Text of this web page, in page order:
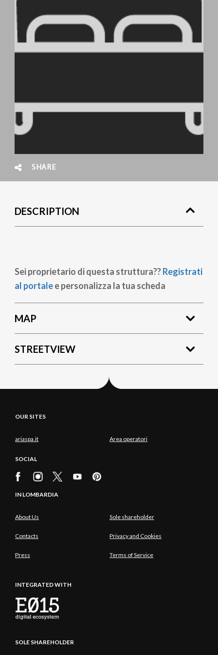
SHARE
DESCRIPTION
Sei proprietario di questa struttura??Registrati
al portalee personalizza la tua scheda
MAP
STREETVIEW
OUR SITES
ariaspa.it Area operatori
SOCIAL
IN LOMBARDIA
About Us Sole shareholder
Contacts Privacy and Cookies
Press Terms of Service
INTEGRATED WITH
SOLE SHAREHOLDER